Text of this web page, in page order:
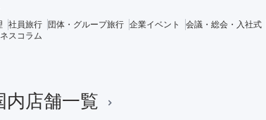
社員旅行 団体・グループ旅行 企業イベント 会議・総会・入社式
スコラム
内店舗一覧